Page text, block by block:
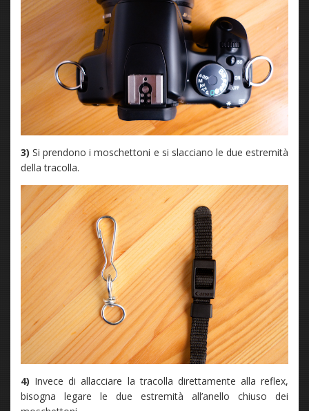
3) Si prendono i moschettoni e si slacciano le due estremità
della tracolla.
4) Invece di allacciare la tracolla direttamente alla reflex,
bisogna legare le due estremità all’anello chiuso dei